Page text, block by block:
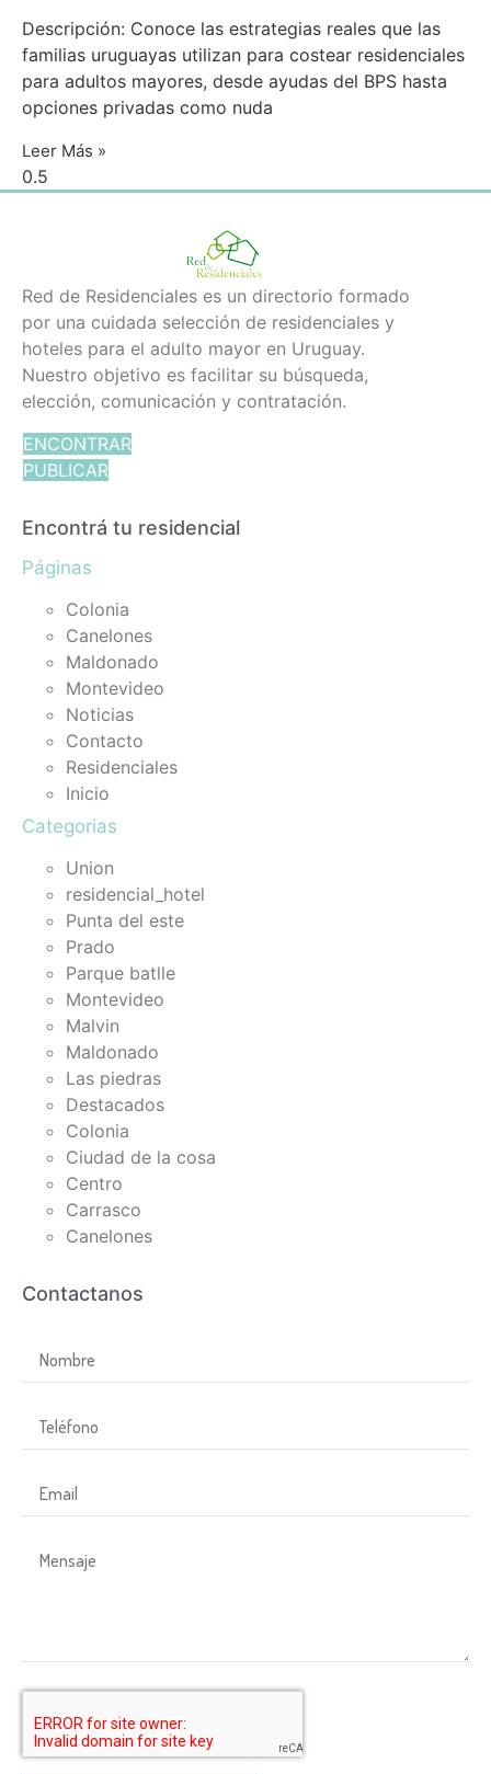
Descripción: Conoce las estrategias reales que las
familias uruguayas utilizan para costear residenciales
para adultos mayores, desde ayudas del BPS hasta
opciones privadas como nuda
Leer Más »
Red de Residenciales es un directorio formado
por una cuidada selección de residenciales y
hoteles para el adulto mayor en Uruguay.
Nuestro objetivo es facilitar su búsqueda,
elección, comunicación y contratación.
ENCONTRAR
PUBLICAR
Encontrá tu residencial
Páginas
Colonia
Canelones
Maldonado
Montevideo
Noticias
Contacto
Residenciales
Inicio
Categorias
Union
residencial_hotel
Punta del este
Prado
Parque batlle
Montevideo
Malvin
Maldonado
Las piedras
Destacados
Colonia
Ciudad de la cosa
Centro
Carrasco
Canelones
Contactanos